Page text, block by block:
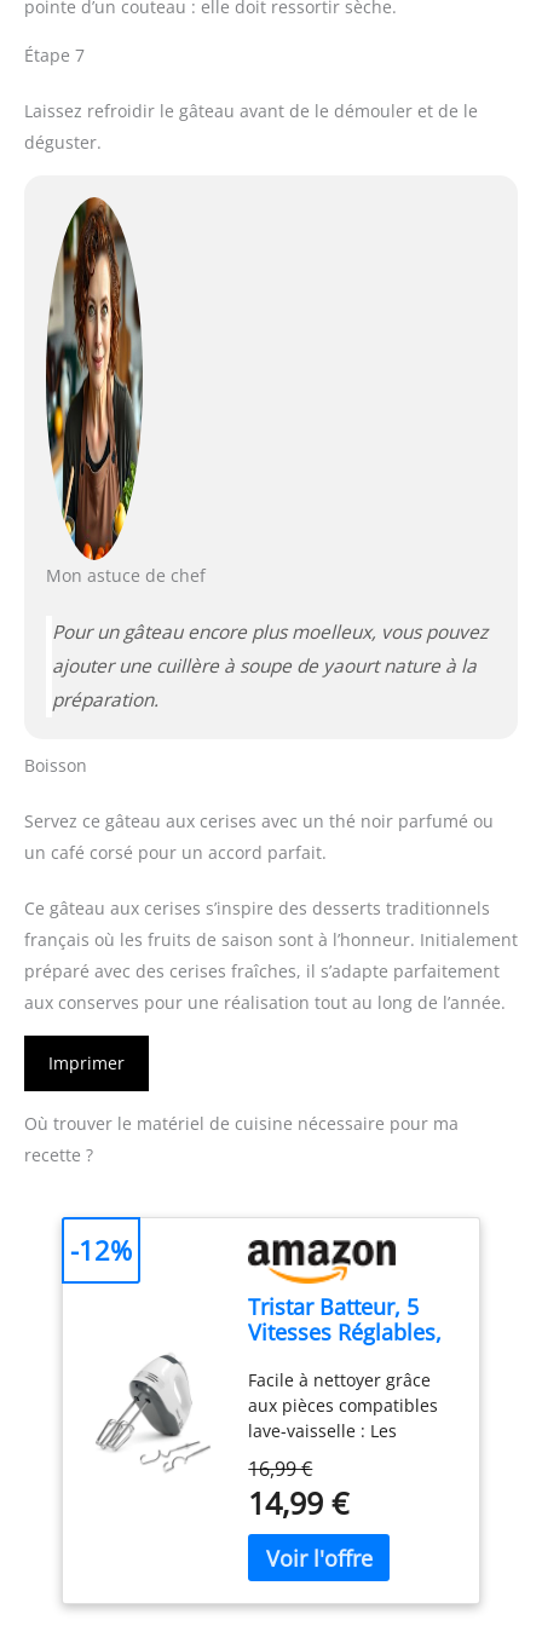
pointe d’un couteau : elle doit ressortir sèche.
Étape 7
Laissez refroidir le gâteau avant de le démouler et de le
déguster.
Mon astuce de chef
Pour un gâteau encore plus moelleux, vous pouvez
ajouter une cuillère à soupe de yaourt nature à la
préparation.
Boisson
Servez ce gâteau aux cerises avec un thé noir parfumé ou
un café corsé pour un accord parfait.
Ce gâteau aux cerises s’inspire des desserts traditionnels
français où les fruits de saison sont à l’honneur. Initialement
préparé avec des cerises fraîches, il s’adapte parfaitement
aux conserves pour une réalisation tout au long de l’année.
Imprimer
Où trouver le matériel de cuisine nécessaire pour ma
recette ?
Tristar Batteur, 5
Vitesses Réglables,
Ergonomique,
Fouets et Crochets
Inox, Pièces
Compatibles Lave-
Vaisselle, Sans BPA,
Compact et
Pratique, Avec
Bouton Éjecteur,
MX-4203
Facile à nettoyer grâce
aux pièces compatibles
lave-vaisselle : Les
inoxydable, comme les
crochets et fouets, sont
détachables et lavables
au lave-vaisselle pour un
entretien facile. Puissant
moteur de 200W pour
16,99 €
14,99 €
-12%